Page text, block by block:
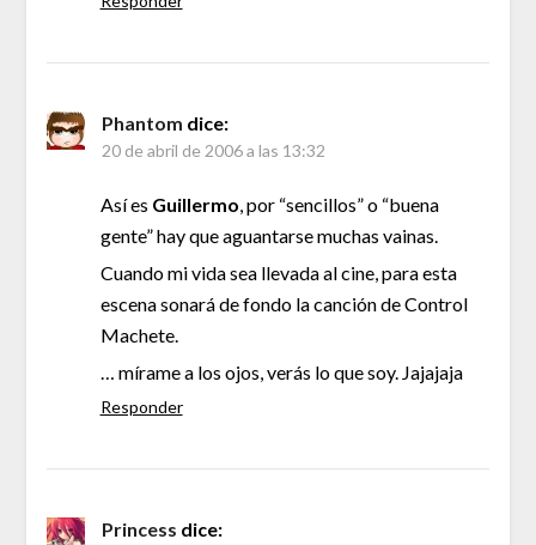
Phantom dice:
20 de abril de 2006 a las 13:32
Así es Guillermo, por “sencillos” o “buena
gente” hay que aguantarse muchas vainas.
Cuando mi vida sea llevada al cine, para esta
escena sonará de fondo la canción de Control
Machete.
… mírame a los ojos, verás lo que soy. Jajajaja
Responder
Princess dice: